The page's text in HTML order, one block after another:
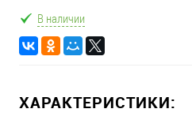
В наличии
ХАРАКТЕРИСТИКИ: